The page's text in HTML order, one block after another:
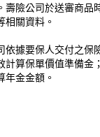
壽險公司於送審商品
相關資料。
依據要保人交付之保
計算保單價值準備金
年金金額。